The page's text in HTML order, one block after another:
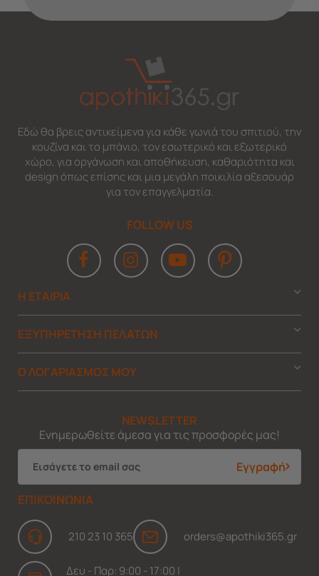
Εδώ θα βρεις αντικείμενα για κάθε γωνιά του σπιτιού, την
κουζίνα και το μπάνιο, τον εσωτερικό και εξωτερικό
χώρο, για οργάνωση και αποθήκευση, καθαριότητα και
design όπως επίσης και μια μεγάλη ποικιλία αξεσουάρ
για τον επαγγελματία.
FOLLOW US
Η ΕΤΑΙΡΙΑ
ΕΞΥΠΗΡΕΤΗΣΗ ΠΕΛΑΤΩΝ
Ο ΛΟΓΑΡΙΑΣΜΟΣ ΜΟΥ
NEWSLETTER
Ενημερωθείτε άμεσα για τις προσφορές μας!
Εγγραφή
ΕΠΙΚΟΙΝΩΝΙΑ
210 23 10 365 orders@apothiki365.gr
Δευ - Παρ: 9:00 - 17:00 |